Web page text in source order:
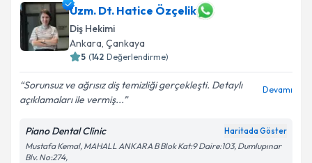
Uzm. Dt. Hatice Özçelik
Diş Hekimi
Ankara, Çankaya
5 (142 Değerlendirme)
Sorunsuz ve ağrısız diş temizliği gerçekleşti. Detaylı
açıklamaları ile vermiş...
Devamı
Piano Dental Clinic Haritada Göster
Mustafa Kemal, MAHALL ANKARA B Blok Kat:9 Daire:103, Dumlupınar
Blv. No:274,